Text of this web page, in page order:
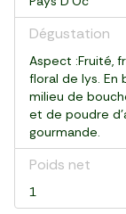
Dégustation
Aspect :Fruité,
floral de lys. En
milieu de
et de poudre
gourmande.
Poids net
1